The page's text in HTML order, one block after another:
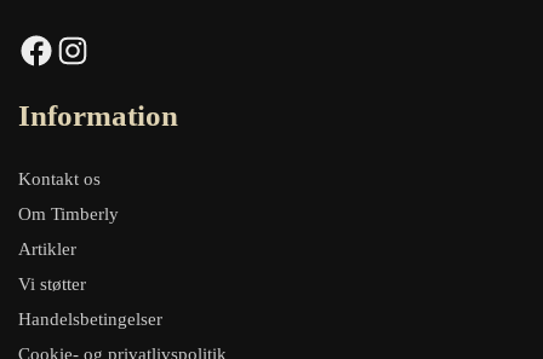
Facebook Instagram
Information
Kontakt os
Om Timberly
Artikler
Vi støtter
Handelsbetingelser
Cookie- og privatlivspolitik